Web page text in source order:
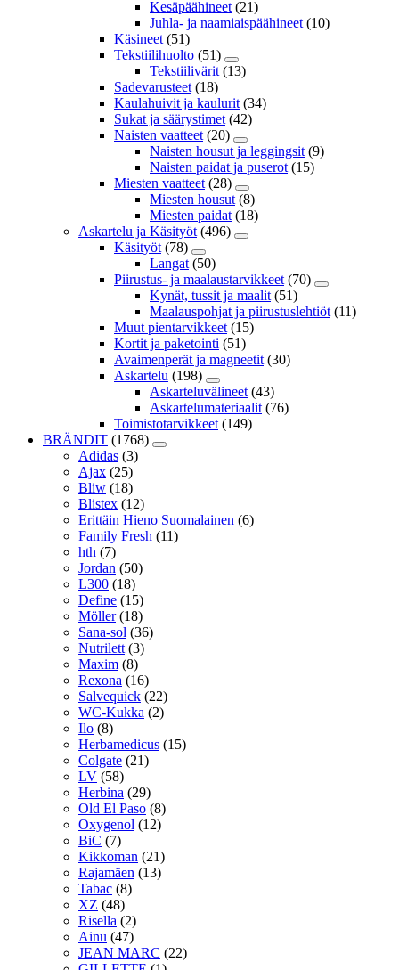
Kesäpäähineet (21)
Juhla- ja naamiaispäähineet (10)
Käsineet (51)
Tekstiilihuolto (51)
Tekstiilivärit (13)
Sadevarusteet (18)
Kaulahuivit ja kaulurit (34)
Sukat ja säärystimet (42)
Naisten vaatteet (20)
Naisten housut ja leggingsit (9)
Naisten paidat ja puserot (15)
Miesten vaatteet (28)
Miesten housut (8)
Miesten paidat (18)
Askartelu ja Käsityöt (496)
Käsityöt (78)
Langat (50)
Piirustus- ja maalaustarvikkeet (70)
Kynät, tussit ja maalit (51)
Maalauspohjat ja piirustuslehtiöt (11)
Muut pientarvikkeet (15)
Kortit ja paketointi (51)
Avaimenperät ja magneetit (30)
Askartelu (198)
Askarteluvälineet (43)
Askartelumateriaalit (76)
Toimistotarvikkeet (149)
BRÄNDIT (1768)
Adidas (3)
Ajax (25)
Bliw (18)
Blistex (12)
Erittäin Hieno Suomalainen (6)
Family Fresh (11)
hth (7)
Jordan (50)
L300 (18)
Define (15)
Möller (18)
Sana-sol (36)
Nutrilett (3)
Maxim (8)
Rexona (16)
Salvequick (22)
WC-Kukka (2)
Ilo (8)
Herbamedicus (15)
Colgate (21)
LV (58)
Herbina (29)
Old El Paso (8)
Oxygenol (12)
BiC (7)
Kikkoman (21)
Rajamäen (13)
Tabac (8)
XZ (48)
Risella (2)
Ainu (47)
JEAN MARC (22)